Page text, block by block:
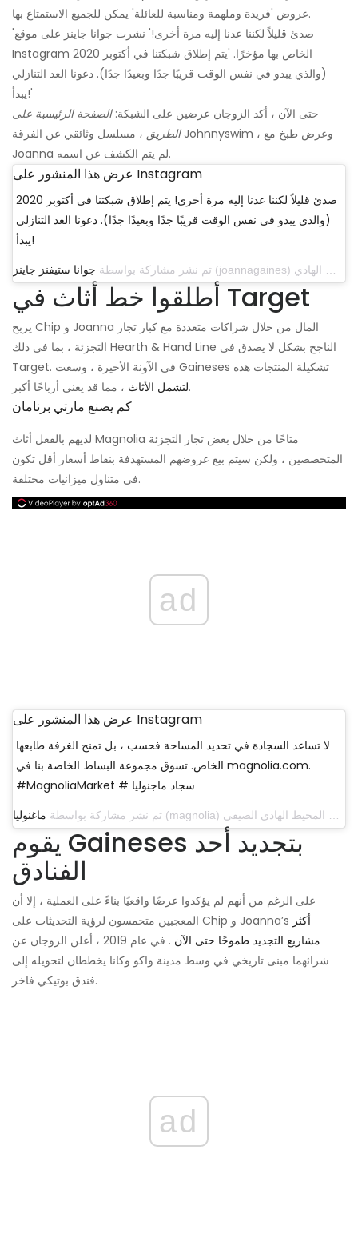
عروض 'فريدة وملهمة ومناسبة للعائلة' يمكن للجميع الاستمتاع بها.
'صدئ قليلاً لكننا عدنا إليه مرة أخرى!' نشرت جوانا جاينز على موقع
Instagram الخاص بها مؤخرًا. 'يتم إطلاق شبكتنا في أكتوبر 2020
(والذي يبدو في نفس الوقت قريبًا جدًا وبعيدًا جدًا). دعونا العد التنازلي
يبدأ!'
حتى الآن ، أكد الزوجان عرضين على الشبكة:الصفحة الرئيسية على
الطريق ، مسلسل وثائقي عن الفرقة Johnnyswim ، وعرض طبخ مع
Joanna لم يتم الكشف عن اسمه.
عرض هذا المنشور على Instagram
صدئ قليلاً لكننا عدنا إليه مرة أخرى! يتم إطلاق شبكتنا في أكتوبر 2020
(والذي يبدو في نفس الوقت قريبًا جدًا وبعيدًا جدًا). دعونا العد التنازلي
يبدأ!
تم نشر مشاركة بواسطة جوانا ستيفنز جاينز
أطلقوا خط أثاث في Target
يربح Chip و Joanna المال من خلال شراكات متعددة مع كبار تجار
التجزئة ، بما في ذلك Hearth & Hand Line الناجح بشكل لا يصدق في
Target. في الآونة الأخيرة ، وسعت Gaineses تشكيلة المنتجات هذه
لتشمل الأثاث، مما قد يعني أرباحًا أكبر.
كم يصنع مارتي برنامان
لديهم بالفعل أثاث Magnolia متاحًا من خلال بعض تجار التجزئة
المتخصصين ، ولكن سيتم بيع عروضهم المستهدفة بنقاط أسعار أقل تكون
في متناول ميزانيات مختلفة.
ad
عرض هذا المنشور على Instagram
لا تساعد السجادة في تحديد المساحة فحسب ، بل تمنح الغرفة طابعها
الخاص. تسوق مجموعة البساط الخاصة بنا في magnolia.com.
#MagnoliaMarket # سجاد ماجنوليا
تم نشر مشاركة بواسطة ماغنوليا
يقوم Gaineses بتجديد أحد
الفنادق
على الرغم من أنهم لم يؤكدوا عرضًا واقعيًا بناءً على العملية ، إلا أن
المعجبين متحمسون لرؤية التحديثات على Chip و Joanna’s أكثر
مشاريع التجديد طموحًا حتى الآن
. في عام 2019 ، أعلن الزوجان عن
شرائهما مبنى تاريخي في وسط مدينة واكو وكانا يخططان لتحويله إلى
فندق بوتيكي فاخر.
ad